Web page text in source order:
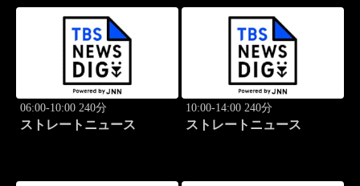
06:00-10:00 240分
ストレートニュース
10:00-14:00 240分
ストレートニュース